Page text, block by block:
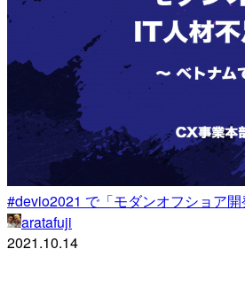
#devio2021 で「モダンオフショア
aratafuji
2021.10.14